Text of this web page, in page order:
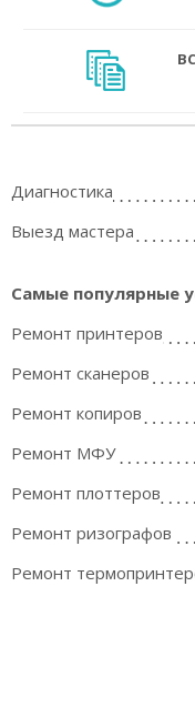
Диагностика
Выезд мастера
Самые популярные
Ремонт принтеров
Ремонт сканеров
Ремонт копиров
Ремонт МФУ
Ремонт плоттеров
Ремонт ризографов
Ремонт